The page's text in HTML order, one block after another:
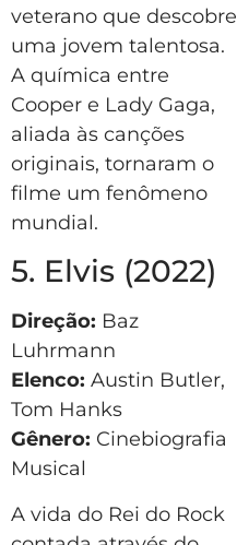
veterano que descobre
uma jovem talentosa.
A química entre
Cooper e Lady Gaga,
aliada às canções
originais, tornaram o
filme um fenômeno
mundial.
5. Elvis (2022)
Direção: Baz
Luhrmann
Elenco: Austin Butler,
Tom Hanks
Gênero: Cinebiografia
Musical
A vida do Rei do Rock